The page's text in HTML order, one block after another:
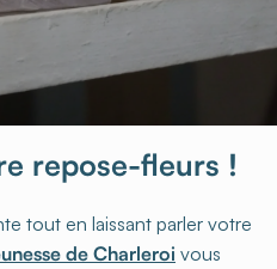
repose-fleurs !
tout en laissant parler votre
de Charleroi vous